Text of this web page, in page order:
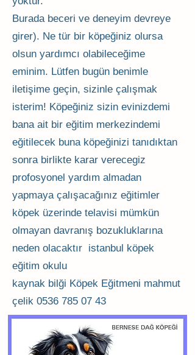
Burada beceri ve deneyim devreye
girer). Ne tür bir köpeğiniz olursa
olsun yardımcı olabileceğime
eminim. Lütfen bugün benimle
iletişime geçin, sizinle çalışmak
isterim! Köpeğiniz sizin evinizdemi
bana ait bir eğitim merkezindemi
eğitilecek buna köpeğinizi tanıdıktan
sonra birlikte karar verecegiz
profosyonel yardım almadan
yapmaya çalışacağınız eğitimler
köpek üzerinde telavisi mümkün
olmayan davranış bozukluklarına
neden olacaktır istanbul köpek
eğitim okulu
kaynak bilği Köpek Eğitmeni mahmut
çelik 0536 785 07 43